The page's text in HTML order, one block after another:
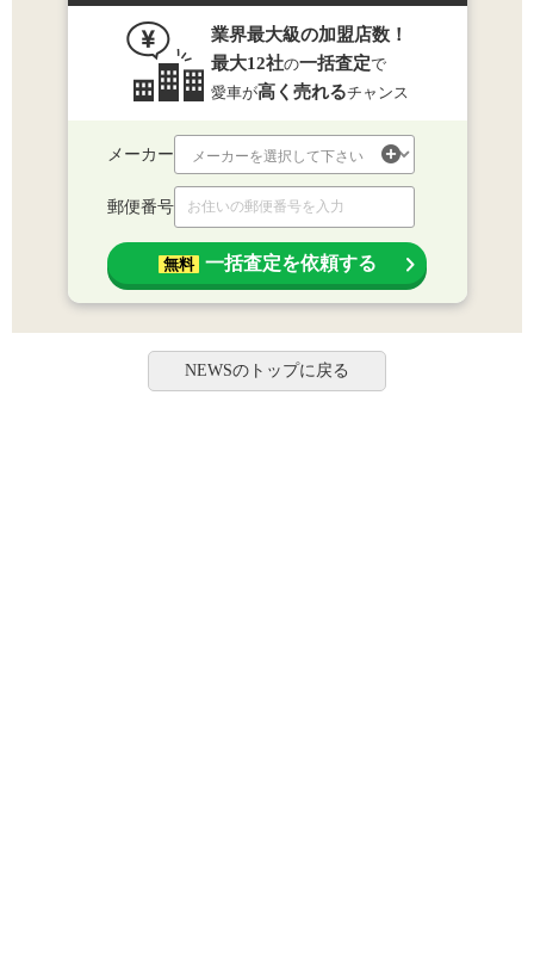
業界最大級の加盟店数！
最大12社の一括査定で
愛車が高く売れるチャンス
メーカー
郵便番号
無料 一括査定を依頼する
NEWSのトップに戻る